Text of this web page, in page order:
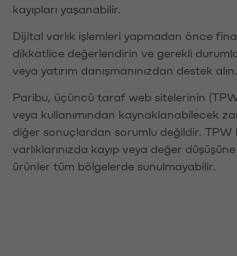
kayıpları yaşanabilir.
Dijital varlık işlemleri yapmadan önce
dikkatlice değerlendirin ve gerekli
veya yatırım danışmanınızdan destek alın.
Paribu, üçüncü taraf web sitelerinin
veya kullanımından kaynaklanabilecek
diğer sonuçlardan sorumlu değildir. TPW
varlıklarınızda kayıp veya değer
ürünler tüm bölgelerde sunulmayabilir.